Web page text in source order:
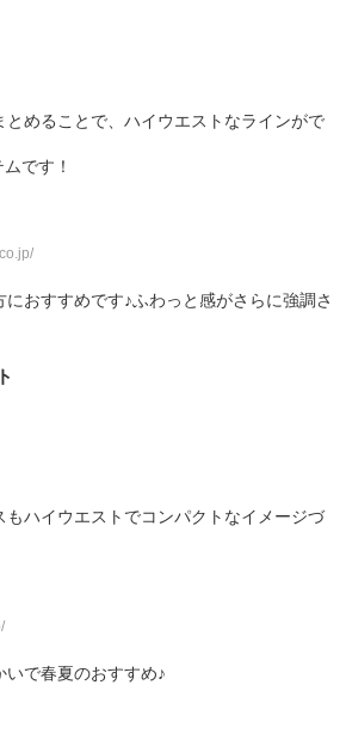
とめることで、ハイウエストなラインがで
です！
おすすめです♪ふわっと感がさらに強調さ
もハイウエストでコンパクトなイメージづ
で春夏のおすすめ♪